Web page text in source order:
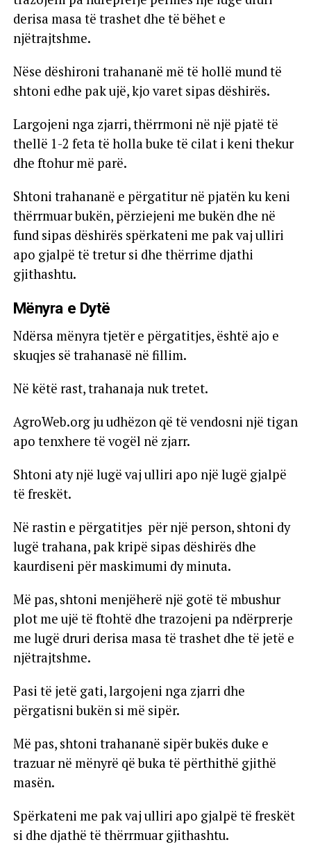
derisa masa të trashet dhe të bëhet e
njëtrajtshme.
Nëse dëshironi trahananë më të hollë mund të
shtoni edhe pak ujë, kjo varet sipas dëshirës.
Largojeni nga zjarri, thërrmoni në një pjatë të
thellë 1-2 feta të holla buke të cilat i keni thekur
dhe ftohur më parë.
Shtoni trahananë e përgatitur në pjatën ku keni
thërrmuar bukën, përziejeni me bukën dhe në
fund sipas dëshirës spërkateni me pak vaj ulliri
apo gjalpë të tretur si dhe thërrime djathi
gjithashtu.
Mënyra e Dytë
Ndërsa mënyra tjetër e përgatitjes, është ajo e
skuqjes së trahanasë në fillim.
Në këtë rast, trahanaja nuk tretet.
AgroWeb.org ju udhëzon që të vendosni një tigan
apo tenxhere të vogël në zjarr.
Shtoni aty një lugë vaj ulliri apo një lugë gjalpë
të freskët.
Në rastin e përgatitjes për një person, shtoni dy
lugë trahana, pak kripë sipas dëshirës dhe
kaurdiseni për maskimumi dy minuta.
Më pas, shtoni menjëherë një gotë të mbushur
plot me ujë të ftohtë dhe trazojeni pa ndërprerje
me lugë druri derisa masa të trashet dhe të jetë e
njëtrajtshme.
Pasi të jetë gati, largojeni nga zjarri dhe
përgatisni bukën si më sipër.
Më pas, shtoni trahananë sipër bukës duke e
trazuar në mënyrë që buka të përthithë gjithë
masën.
Spërkateni me pak vaj ulliri apo gjalpë të freskët
si dhe djathë të thërrmuar gjithashtu.